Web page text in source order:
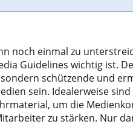
noch einmal zu
Guidelines wichtig ist.
schützende und
sein. Idealerweise
um die
zu stärken. Nur